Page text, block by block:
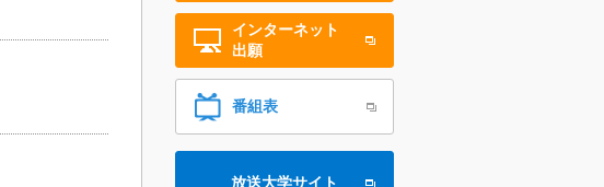
インターネット
出願
番組表
放送大学サイト